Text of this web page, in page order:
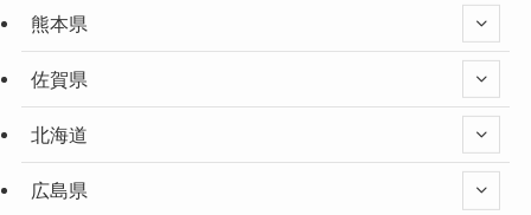
熊本県
佐賀県
北海道
広島県